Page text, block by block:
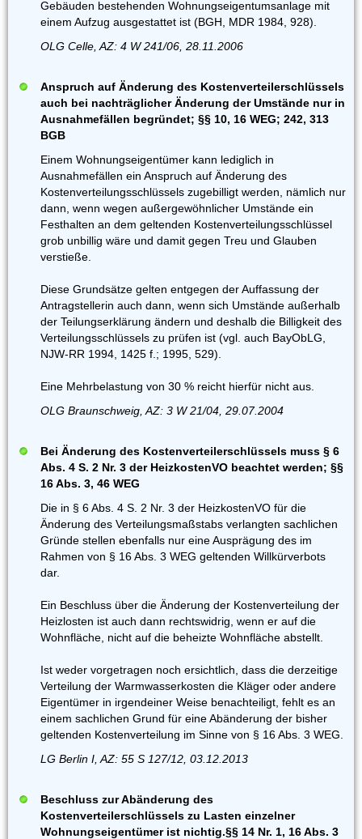
Gebäuden bestehenden Wohnungseigentumsanlage mit
einem Aufzug ausgestattet ist (BGH, MDR 1984, 928).
OLG Celle, AZ: 4 W 241/06, 28.11.2006
Anspruch auf Änderung des Kostenverteilerschlüssels
auch bei nachträglicher Änderung der Umstände nur in
Ausnahmefällen begründet; §§ 10, 16 WEG; 242, 313
BGB
Einem Wohnungseigentümer kann lediglich in
Ausnahmefällen ein Anspruch auf Änderung des
Kostenverteilungsschlüssels zugebilligt werden, nämlich nur
dann, wenn wegen außergewöhnlicher Umstände ein
Festhalten an dem geltenden Kostenverteilungsschlüssel
grob unbillig wäre und damit gegen Treu und Glauben
verstieße.
Diese Grundsätze gelten entgegen der Auffassung der
Antragstellerin auch dann, wenn sich Umstände außerhalb
der Teilungserklärung ändern und deshalb die Billigkeit des
Verteilungsschlüssels zu prüfen ist (vgl. auch BayObLG,
NJW-RR 1994, 1425 f.; 1995, 529).
Eine Mehrbelastung von 30 % reicht hierfür nicht aus.
OLG Braunschweig, AZ: 3 W 21/04, 29.07.2004
Bei Änderung des Kostenverteilerschlüssels muss § 6
Abs. 4 S. 2 Nr. 3 der HeizkostenVO beachtet werden; §§
16 Abs. 3, 46 WEG
Die in § 6 Abs. 4 S. 2 Nr. 3 der HeizkostenVO für die
Änderung des Verteilungsmaßstabs verlangten sachlichen
Gründe stellen ebenfalls nur eine Ausprägung des im
Rahmen von § 16 Abs. 3 WEG geltenden Willkürverbots
dar.
Ein Beschluss über die Änderung der Kostenverteilung der
Heizlosten ist auch dann rechtswidrig, wenn er auf die
Wohnfläche, nicht auf die beheizte Wohnfläche abstellt.
Ist weder vorgetragen noch ersichtlich, dass die derzeitige
Verteilung der Warmwasserkosten die Kläger oder andere
Eigentümer in irgendeiner Weise benachteiligt, fehlt es an
einem sachlichen Grund für eine Abänderung der bisher
geltenden Kostenverteilung im Sinne von § 16 Abs. 3 WEG.
LG Berlin I, AZ: 55 S 127/12, 03.12.2013
Beschluss zur Abänderung des
Kostenverteilerschlüssels zu Lasten einzelner
Wohnungseigentümer ist nichtig.§§ 14 Nr. 1, 16 Abs. 3